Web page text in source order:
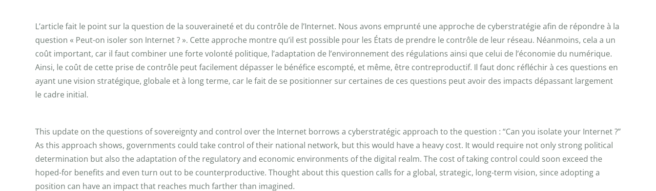
L’article fait le point sur la question de la souveraineté et du contrôle de l’Internet. Nous avons emprunté une approche de cyberstratégie afin de répondre à la
question « Peut-on isoler son Internet ? ». Cette approche montre qu’il est possible pour les États de prendre le contrôle de leur réseau. Néanmoins, cela a un
coût important, car il faut combiner une forte volonté politique, l’adaptation de l’environnement des régulations ainsi que celui de l’économie du numérique.
Ainsi, le coût de cette prise de contrôle peut facilement dépasser le bénéfice escompté, et même, être contreproductif. Il faut donc réfléchir à ces questions en
ayant une vision stratégique, globale et à long terme, car le fait de se positionner sur certaines de ces questions peut avoir des impacts dépassant largement
le cadre initial.
This update on the questions of sovereignty and control over the Internet borrows a cyberstratégic approach to the question : “Can you isolate your Internet ?”
As this approach shows, governments could take control of their national network, but this would have a heavy cost. It would require not only strong political
determination but also the adaptation of the regulatory and economic environments of the digital realm. The cost of taking control could soon exceed the
hoped-for benefits and even turn out to be counterproductive. Thought about this question calls for a global, strategic, long-term vision, since adopting a
position can have an impact that reaches much farther than imagined.